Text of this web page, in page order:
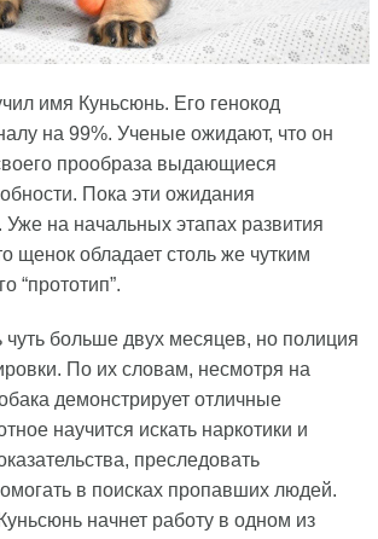
имя Куньсюнь. Его генокод
на 99%. Ученые ожидают, что он
прообраза выдающиеся
Пока эти ожидания
на начальных этапах развития
щенок обладает столь же чутким
“прототип”.
больше двух месяцев, но полиция
По их словам, несмотря на
демонстрирует отличные
научится искать наркотики и
преследовать
в поисках пропавших людей.
начнет работу в одном из